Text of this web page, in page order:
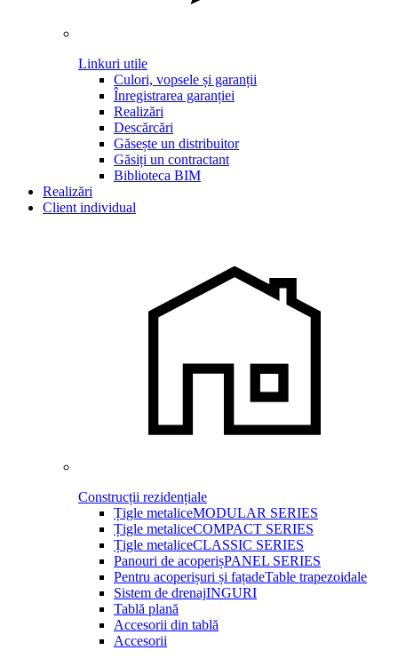
Linkuri utile
Culori, vopsele și garanții
Înregistrarea garanției
Realizări
Descărcări
Găsește un distribuitor
Găsiți un contractant
Biblioteca BIM
Realizări
Client individual
Construcții rezidențiale
Țigle metaliceMODULAR SERIES
Țigle metaliceCOMPACT SERIES
Țigle metaliceCLASSIC SERIES
Panouri de acoperișPANEL SERIES
Pentru acoperișuri și fațadeTable trapezoidale
Sistem de drenajINGURI
Tablă plană
Accesorii din tablă
Accesorii